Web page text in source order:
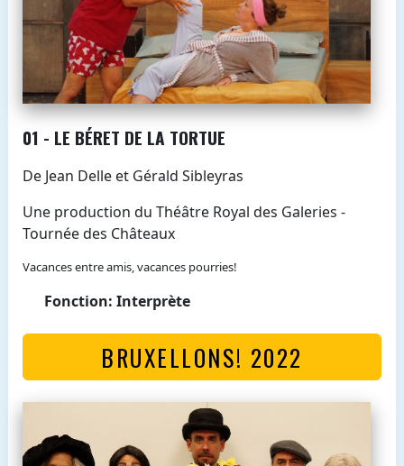
01 - LE BÉRET DE LA TORTUE
De Jean Delle et Gérald Sibleyras
Une production du Théâtre Royal des Galeries -
Tournée des Châteaux
Vacances entre amis, vacances pourries!
Fonction: Interprète
BRUXELLONS! 2022